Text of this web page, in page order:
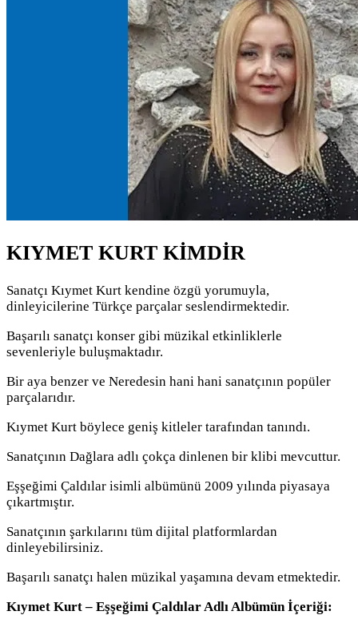
KIYMET KURT KİMDİR
Sanatçı Kıymet Kurt kendine özgü yorumuyla,
dinleyicilerine Türkçe parçalar seslendirmektedir.
Başarılı sanatçı konser gibi müzikal etkinliklerle
sevenleriyle buluşmaktadır.
Bir aya benzer ve Neredesin hani hani sanatçının popüler
parçalarıdır.
Kıymet Kurt böylece geniş kitleler tarafından tanındı.
Sanatçının Dağlara adlı çokça dinlenen bir klibi mevcuttur.
Eşşeğimi Çaldılar isimli albümünü 2009 yılında piyasaya
çıkartmıştır.
Sanatçının şarkılarını tüm dijital platformlardan
dinleyebilirsiniz.
Başarılı sanatçı halen müzikal yaşamına devam etmektedir.
Kıymet Kurt – Eşşeğimi Çaldılar Adlı Albümün İçeriği: